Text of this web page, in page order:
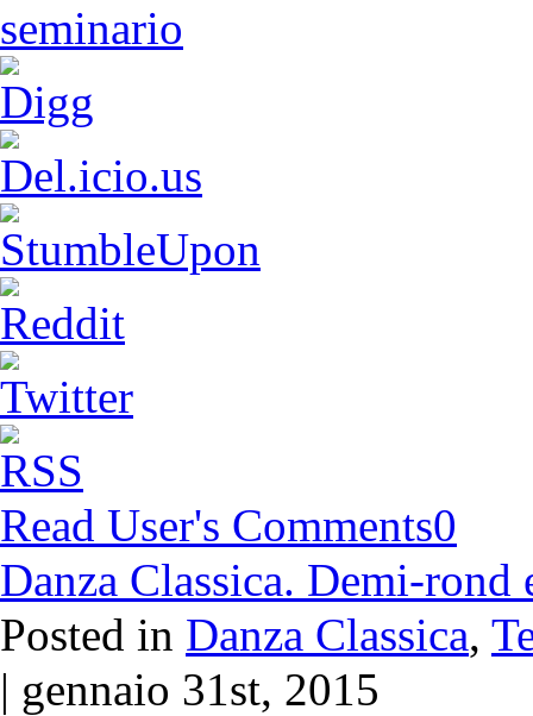
seminario
Read User's Comments0
Danza Classica. Demi-rond
Posted in Danza Classica,
| gennaio 31st, 2015